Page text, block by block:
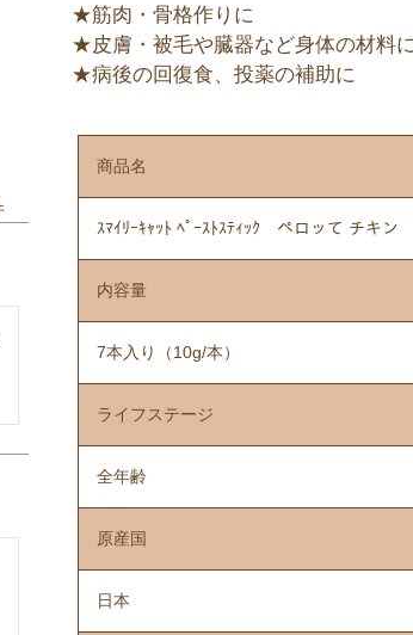
★筋肉・骨格作りに
★皮膚・被毛や臓器など身体の材料
★病後の回復食、投薬の補助に
商品名
ｽﾏｲﾘｰｷｬｯﾄ ﾍﾟｰｽﾄｽﾃｨｯｸ ペロッて チキ
内容量
7本入り（10g/本）
ライフステージ
全年齢
原産国
日本